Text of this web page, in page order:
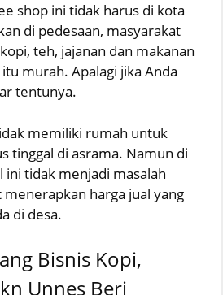
shop ini tidak harus di kota
di pedesaan, masyarakat
teh, jajanan dan makanan
murah. Apalagi jika Anda
tentunya.
memiliki rumah untuk
tinggal di asrama. Namun di
ini tidak menjadi masalah
menerapkan harga jual yang
di desa.
Bisnis Kopi,
Unnes Beri